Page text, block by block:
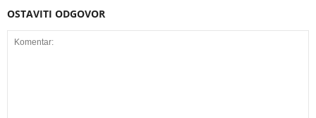
OSTAVITI ODGOVOR